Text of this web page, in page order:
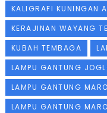
KALIGRAFI KUNINGAN
KERAJINAN WAYANG
KUBAH TEMBAGA
LAMPU GANTUNG
LAMPU GANTUNG
LAMPU GANTUNG